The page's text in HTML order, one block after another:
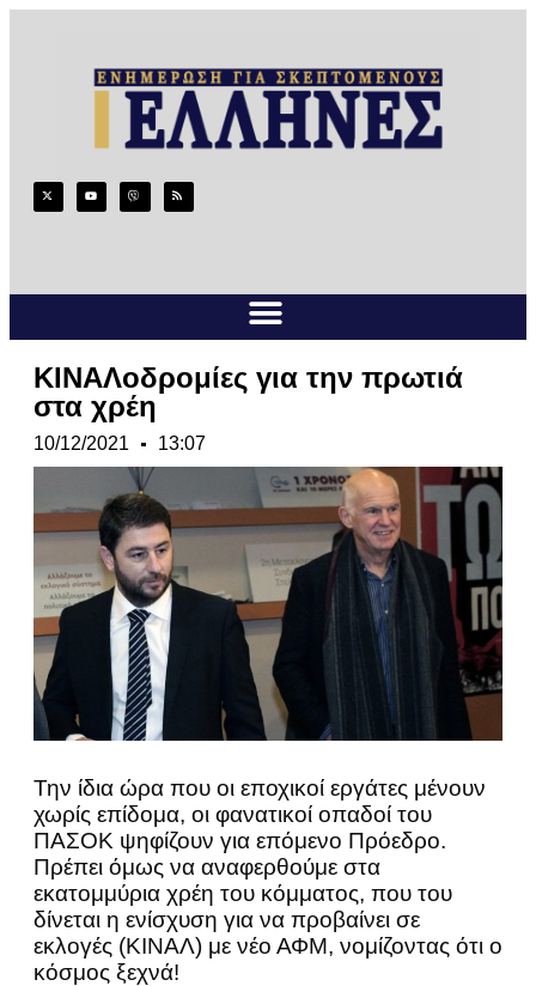
ΚΙΝΑΛοδρομίες για την πρωτιά
στα χρέη
10/12/2021 13:07
Την ίδια ώρα που οι εποχικοί εργάτες μένουν
χωρίς επίδομα, οι φανατικοί οπαδοί του
ΠΑΣΟΚ ψηφίζουν για επόμενο Πρόεδρο.
Πρέπει όμως να αναφερθούμε στα
εκατομμύρια χρέη του κόμματος, που του
δίνεται η ενίσχυση για να προβαίνει σε
εκλογές (ΚΙΝΑΛ) με νέο ΑΦΜ, νομίζοντας ότι ο
κόσμος ξεχνά!